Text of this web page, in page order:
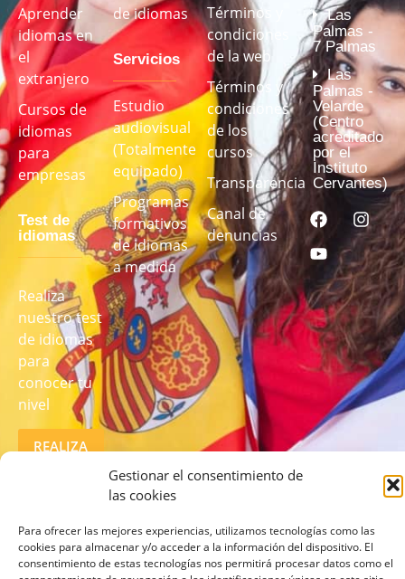
Gestionar el consentimiento de
las cookies
Para ofrecer las mejores experiencias, utilizamos tecnologías como las
cookies para almacenar y/o acceder a la información del dispositivo. El
consentimiento de estas tecnologías nos permitirá procesar datos como el
Aprender
idiomas en
el
extranjero
Cursos de
idiomas
para
empresas
Test de
idiomas
Realiza
nuestro test
de idiomas
para
conocer tu
nivel
REALIZA
de idiomas
Servicios
Estudio
audiovisual
(Totalmente
equipado)
Programas
formativos
de idiomas
a medida
Términos y
condiciones
de la web
Términos y
condiciones
de los
cursos
Transparencia
Canal de
denuncias
Las
Palmas -
7 Palmas
Las
Palmas -
Velarde
(Centro
acreditado
por el
Instituto
Cervantes)